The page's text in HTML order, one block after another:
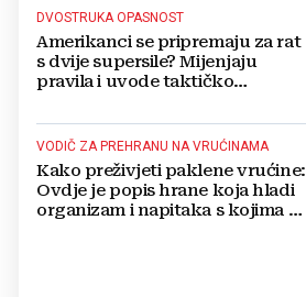
DVOSTRUKA OPASNOST
Amerikanci se pripremaju za rat
s dvije supersile? Mijenjaju
pravila i uvode taktičko
VODIČ ZA PREHRANU NA VRUĆINAMA
Kako preživjeti paklene vrućine:
Ovdje je popis hrane koja hladi
organizam i napitaka s kojima si